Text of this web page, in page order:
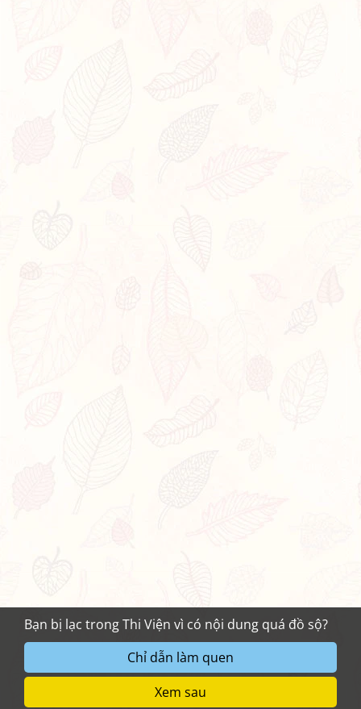
Chỉ dẫn làm quen
Xem sau
Bạn bị lạc trong Thi Viện vì có nội dung quá đồ sộ?